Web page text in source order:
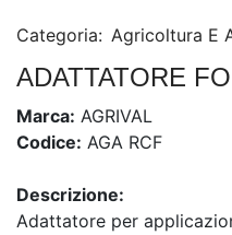
Categoria: Agricoltura E
ADATTATORE
Marca: AGRIVAL
Codice: AGA RCF
Descrizione:
Adattatore per